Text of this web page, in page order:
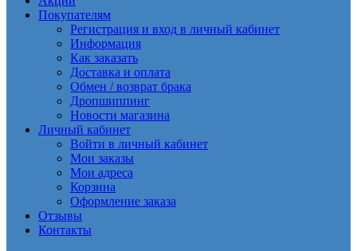
Покупателям
Регистрация и вход в личный кабинет
Информация
Как заказать
Доставка и оплата
Обмен / возврат брака
Дропшиппинг
Новости магазина
Личный кабинет
Войти в личный кабинет
Мои заказы
Мои адреса
Корзина
Оформление заказа
Отзывы
Контакты